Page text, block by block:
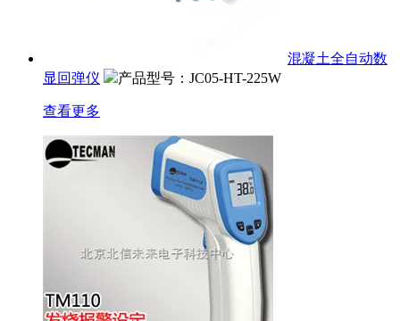
混凝土全自动数
显回弹仪
产品型号：JC05-HT-225W
查看更多